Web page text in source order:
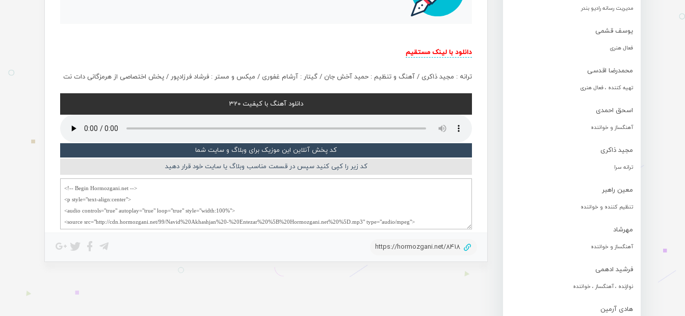
مدیریت رسانه رادیو بندر
یوسف قشمی
فعال هنری
محمدرضا اقدسی
تهیه کننده ، فعال هنری
اسحق احمدی
آهنگساز و خواننده
مجید ذاکری
ترانه سرا
معین راهبر
تنظیم کننده و خواننده
مهرشاد
آهنگساز و خواننده
فرشید ادهمی
نوازنده ، آهنگساز ، خواننده
هادی آرمین
دانلود با لینک مستقیم
ترانه : مجید ذاکری / آهنگ و تنظیم : حمید آخش جان / گیتار : آرشام غفوری / میکس و مستر : فرشاد فرزادپور / پخش اختصاصی از هرمزگانی دات نت
دانلود آهنگ با کیفیت 320
کد پخش آنلاین این موزیک برای وبلاگ و سایت شما
کد زیر را کپی کنید سپس در قسمت مناسب وبلاگ یا سایت خود قرار دهید
https://hormozgani.net/8418